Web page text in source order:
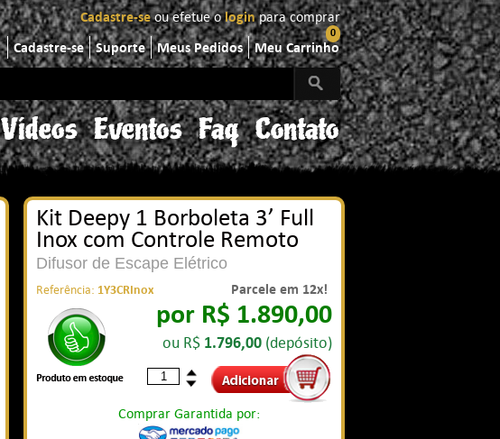
Cadastre-seou efetue ologinpara comprar
0
Meu Carrinho
Meus Pedidos
Suporte
Cadastre-se
Vídeos Eventos Faq Contato
Kit Deepy 1 Borboleta 3’ Full
Inox com Controle Remoto
Difusor de Escape Elétrico
Referência: 1Y3CRInox Parcele em 12x!
por R$ 1.890,00
ou R$ 1.796,00 (depósito)
Comprar Garantida por: